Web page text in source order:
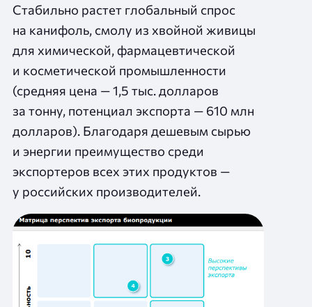
Стабильно растет глобальный спрос
на канифоль, смолу из хвойной живицы
для химической, фармацевтической
и косметической промышленности
(средняя цена — 1,5 тыс. долларов
за тонну, потенциал экспорта — 610 млн
долларов). Благодаря дешевым сырью
и энергии преимущество среди
экспортеров всех этих продуктов —
у российских производителей.